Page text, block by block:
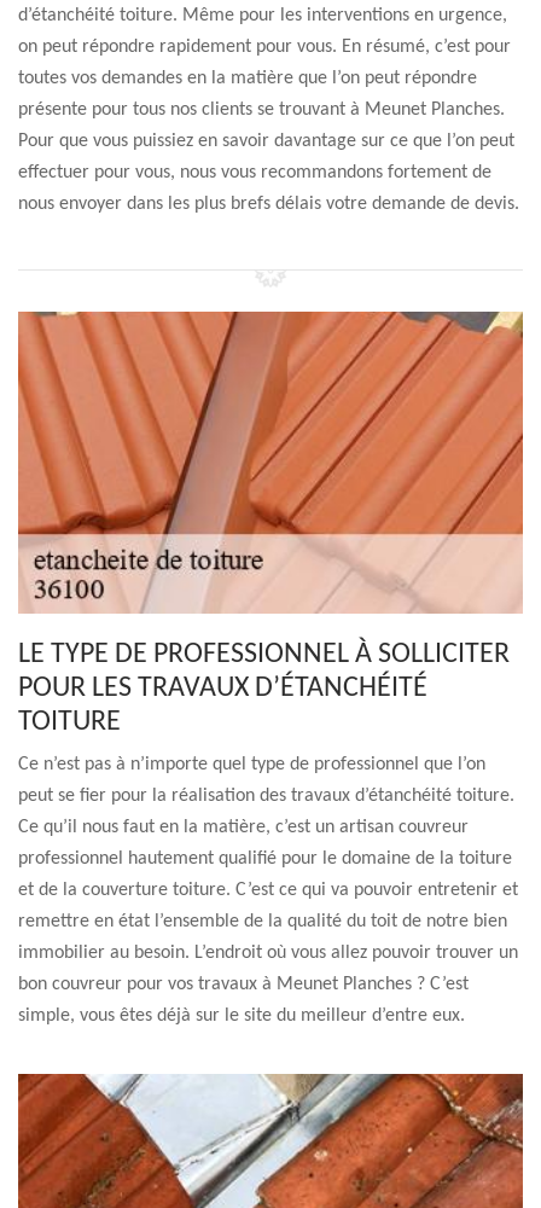
d’étanchéité toiture. Même pour les interventions en urgence,
on peut répondre rapidement pour vous. En résumé, c’est pour
toutes vos demandes en la matière que l’on peut répondre
présente pour tous nos clients se trouvant à Meunet Planches.
Pour que vous puissiez en savoir davantage sur ce que l’on peut
effectuer pour vous, nous vous recommandons fortement de
nous envoyer dans les plus brefs délais votre demande de devis.
LE TYPE DE PROFESSIONNEL À SOLLICITER
POUR LES TRAVAUX D’ÉTANCHÉITÉ
TOITURE
Ce n’est pas à n’importe quel type de professionnel que l’on
peut se fier pour la réalisation des travaux d’étanchéité toiture.
Ce qu’il nous faut en la matière, c’est un artisan couvreur
professionnel hautement qualifié pour le domaine de la toiture
et de la couverture toiture. C’est ce qui va pouvoir entretenir et
remettre en état l’ensemble de la qualité du toit de notre bien
immobilier au besoin. L’endroit où vous allez pouvoir trouver un
bon couvreur pour vos travaux à Meunet Planches ? C’est
simple, vous êtes déjà sur le site du meilleur d’entre eux.